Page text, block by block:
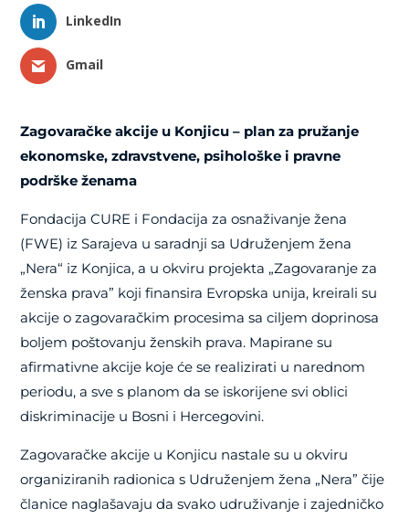
LinkedIn
Gmail
Zagovaračke akcije u Konjicu – plan za pružanje
ekonomske, zdravstvene, psihološke i pravne
podrške ženama
Fondacija CURE i Fondacija za osnaživanje žena
(FWE) iz Sarajeva u saradnji sa Udruženjem žena
„Nera“ iz Konjica, a u okviru projekta „Zagovaranje za
ženska prava” koji finansira Evropska unija, kreirali su
akcije o zagovaračkim procesima sa ciljem doprinosa
boljem poštovanju ženskih prava. Mapirane su
afirmativne akcije koje će se realizirati u narednom
periodu, a sve s planom da se iskorijene svi oblici
diskriminacije u Bosni i Hercegovini.
Zagovaračke akcije u Konjicu nastale su u okviru
organiziranih radionica s Udruženjem žena „Nera” čije
članice naglašavaju da svako udruživanje i zajedničko